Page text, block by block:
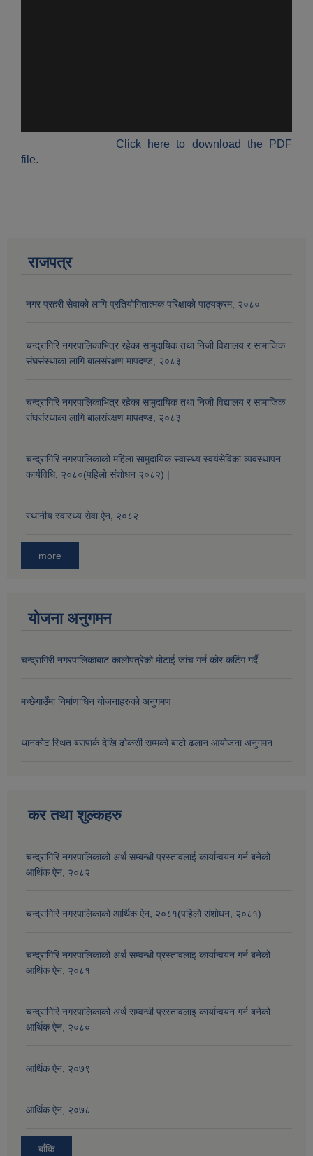
Click here to download the PDF
file.
राजपत्र
नगर प्रहरी सेवाको लागि प्रतियोगितात्मक परिक्षाको पाठ्यक्रम, २०८०
चन्द्रागिरि नगरपालिकाभित्र रहेका सामुदायिक तथा निजी विद्यालय र सामाजिक
संघसंस्थाका लागि बालसंरक्षण मापदण्ड, २०८३
चन्द्रागिरि नगरपालिकाभित्र रहेका सामुदायिक तथा निजी विद्यालय र सामाजिक
संघसंस्थाका लागि बालसंरक्षण मापदण्ड, २०८३
चन्द्रागिरि नगरपालिकाको महिला सामुदायिक स्वास्थ्य स्वयंसेविका व्यवस्थापन
कार्यविधि, २०८०(पहिलो संशोधन २०८२) |
स्थानीय स्वास्थ्य सेवा ऐन, २०८२
more
योजना अनुगमन
चन्द्रागिरी नगरपालिकाबाट कालोपत्रेको मोटाई जांच गर्न कोर कटिंग गर्दै
मच्छेगाउँमा निर्माणाधिन योजनाहरुको अनुगमण
थानकोट स्थित बसपार्क देखि ढोकसी सम्मको बाटो ढलान आयोजना अनुगमन
कर तथा शुल्कहरु
चन्द्रागिरि नगरपालिकाको अर्थ सम्बन्धी प्रस्तावलाई कार्यान्वयन गर्न बनेको
आर्थिक ऐन, २०८२
चन्द्रागिरि नगरपालिकाको आर्थिक ऐन, २०८१(पहिलो संशोधन, २०८१)
चन्द्रागिरि नगरपालिकाको अर्थ सम्वन्धी प्रस्तावलाइ कार्यान्वयन गर्न बनेको
आर्थिक ऐन, २०८१
चन्द्रागिरि नगरपालिकाको अर्थ सम्वन्धी प्रस्तावलाइ कार्यान्वयन गर्न बनेको
आर्थिक ऐन, २०८०
आर्थिक ऐन, २०७९
आर्थिक ऐन, २०७८
बाँकि